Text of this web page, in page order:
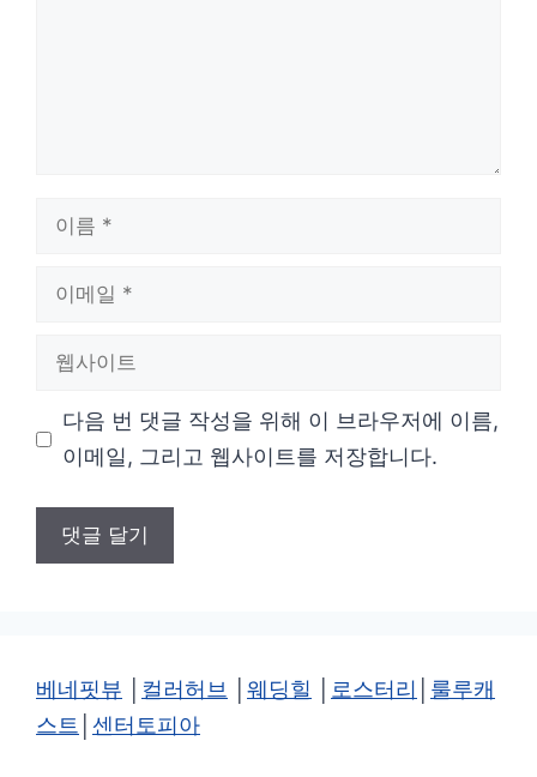
다음 번 댓글 작성을 위해 이 브라우저에 이름,
이메일, 그리고 웹사이트를 저장합니다.
베네핏뷰 컬러허브 웨딩힐 로스터리
룰루캐
스트
센터토피아